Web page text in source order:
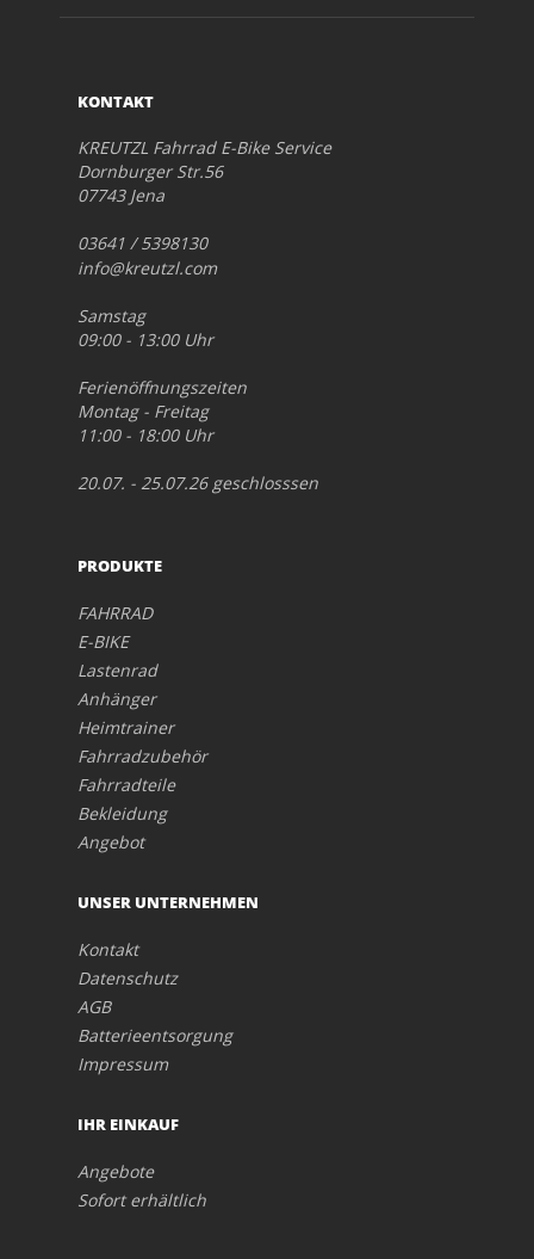
KONTAKT
KREUTZL Fahrrad E-Bike Service
Dornburger Str.56
07743 Jena
03641 / 5398130
info@kreutzl.com
Samstag
09:00 - 13:00 Uhr
Ferienöffnungszeiten
Montag - Freitag
11:00 - 18:00 Uhr
20.07. - 25.07.26 geschlosssen
PRODUKTE
FAHRRAD
E-BIKE
Lastenrad
Anhänger
Heimtrainer
Fahrradzubehör
Fahrradteile
Bekleidung
Angebot
UNSER UNTERNEHMEN
Kontakt
Datenschutz
AGB
Batterieentsorgung
Impressum
IHR EINKAUF
Angebote
Sofort erhältlich